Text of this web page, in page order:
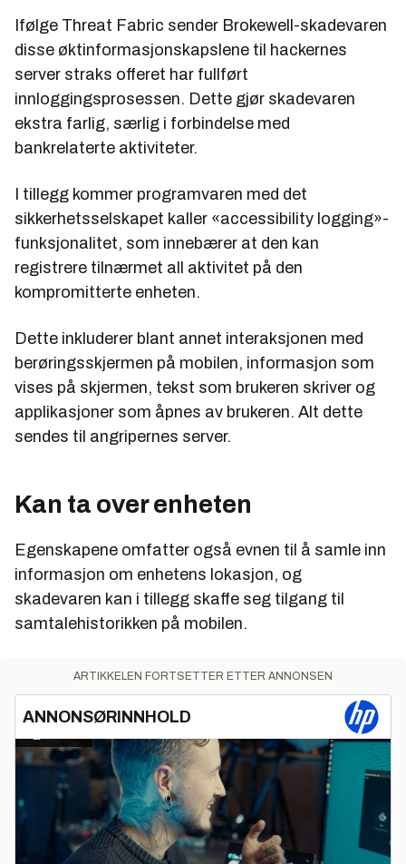
Ifølge Threat Fabric sender Brokewell-skadevaren
disse øktinformasjonskapslene til hackernes
server straks offeret har fullført
innloggingsprosessen. Dette gjør skadevaren
ekstra farlig, særlig i forbindelse med
bankrelaterte aktiviteter.
I tillegg kommer programvaren med det
sikkerhetsselskapet kaller «accessibility logging»-
funksjonalitet, som innebærer at den kan
registrere tilnærmet all aktivitet på den
kompromitterte enheten.
Dette inkluderer blant annet interaksjonen med
berøringsskjermen på mobilen, informasjon som
vises på skjermen, tekst som brukeren skriver og
applikasjoner som åpnes av brukeren. Alt dette
sendes til angripernes server.
Kan ta over enheten
Egenskapene omfatter også evnen til å samle inn
informasjon om enhetens lokasjon, og
skadevaren kan i tillegg skaffe seg tilgang til
samtalehistorikken på mobilen.
ARTIKKELEN FORTSETTER ETTER ANNONSEN
ANNONSØRINNHOLD